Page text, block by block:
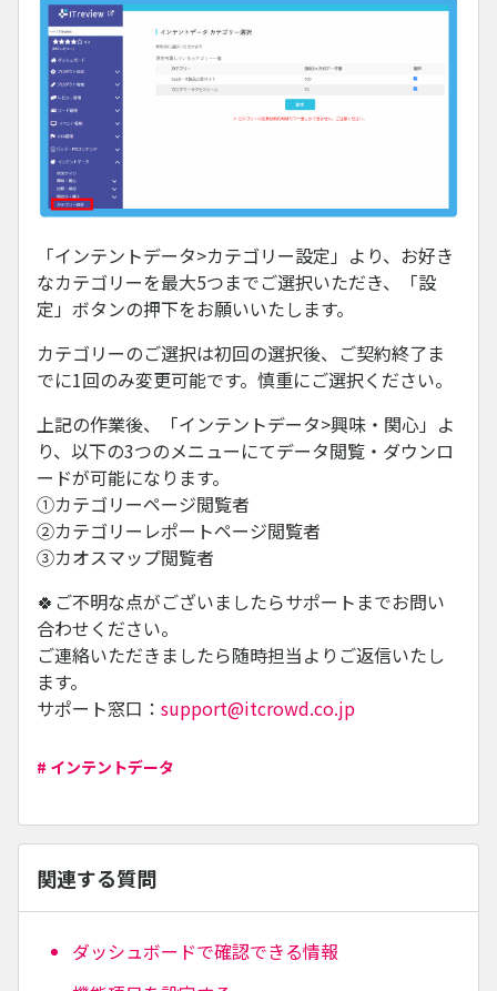
「インテントデータ>カテゴリー設定」より、お好き
なカテゴリーを最大5つまでご選択いただき、「設
定」ボタンの押下をお願いいたします。
カテゴリーのご選択は初回の選択後、ご契約終了ま
でに1回のみ変更可能です。慎重にご選択ください。
上記の作業後、「インテントデータ>興味・関心」よ
り、以下の3つのメニューにてデータ閲覧・ダウンロ
ードが可能になります。
①カテゴリーページ閲覧者
②カテゴリーレポートページ閲覧者
③カオスマップ閲覧者
🍀ご不明な点がございましたらサポートまでお問い
合わせください。
ご連絡いただきましたら随時担当よりご返信いたし
ます。
サポート窓口： support@itcrowd.co.jp
# インテントデータ
関連する質問
ダッシュボードで確認できる情報